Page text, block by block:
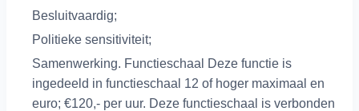
Besluitvaardig;
Politieke sensitiviteit;
Samenwerking. Functieschaal Deze functie is
ingedeeld in functieschaal 12 of hoger maximaal en
euro; €120,- per uur. Deze functieschaal is verbonden